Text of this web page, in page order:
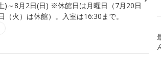
)～8月2日(日) ※休館日は月曜日（7月20日
（火）は休館）。入室は16:30まで。